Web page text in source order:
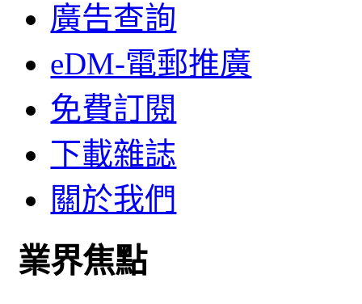
廣告查詢
eDM-電郵推廣
免費訂閱
下載雜誌
關於我們
業界焦點